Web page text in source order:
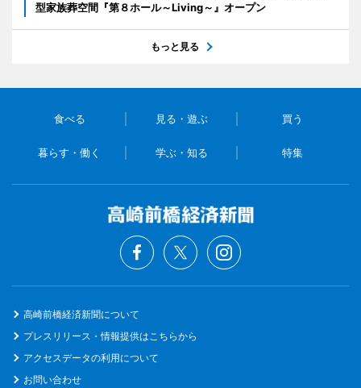
型家族葬空間『第８ホール～Living～』オープン
もっと見る
食べる 見る・遊ぶ 買う
暮らす・働く 学ぶ・知る 特集
高崎前橋経済新聞について
プレスリリース・情報提供はこちらから
アクセスデータの利用について
お問い合わせ